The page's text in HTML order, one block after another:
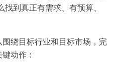
到真正有需求、有预算、
绕目标行业和目标市场，完
动作：